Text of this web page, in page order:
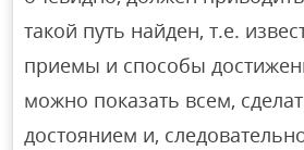
такой путь найден, т.е.
приемы и способы
можно показать всем,
достоянием и,